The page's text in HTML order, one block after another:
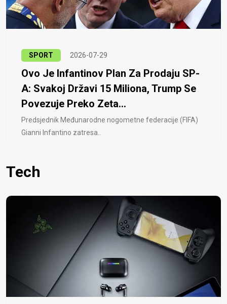
SPORT 2026-07-29
Ovo Je Infantinov Plan Za Prodaju SP-
A: Svakoj Državi 15 Miliona, Trump Se
Povezuje Preko Zeta...
Predsjednik Međunarodne nogometne federacije (FIFA)
Gianni Infantino zatresa..
Tech